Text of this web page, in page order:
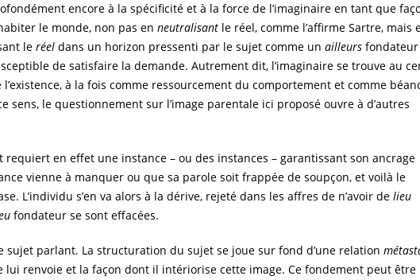
encore à la spécificité et à la force de l’imaginaire en tant que
le monde, non pas en neutralisant le réel, comme l’affirme Sartre, mais
le réel dans un horizon pressenti par le sujet comme un ailleurs fondateur
de satisfaire la demande. Autrement dit, l’imaginaire se trouve au
l’existence, à la fois comme ressourcement du comportement et comme
sens, le questionnement sur l’image parentale ici proposé ouvre à d’autres
requiert en effet une instance – ou des instances – garantissant son ancrage
vienne à manquer ou que sa parole soit frappée de soupçon, et voilà le
L’individu s’en va alors à la dérive, rejeté dans les affres de n’avoir de lieu
fondateur se sont effacées.
sujet parlant. La structuration du sujet se joue sur fond d’une relation
lui renvoie et la façon dont il intériorise cette image. Ce fondement peut être